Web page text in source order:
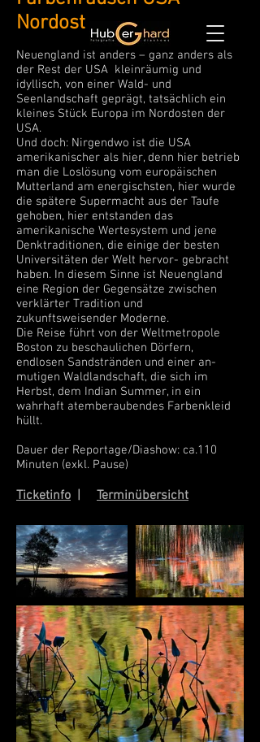
Nordost
Neuengland ist anders – ganz anders als
der Rest der USA kleinräumig und
idyllisch, von einer Wald- und
Seenlandschaft geprägt, tatsächlich ein
kleines Stück Europa im Nordosten der
USA.
Und doch: Nirgendwo ist die USA
amerikanischer als hier, denn hier betrieb
man die Loslösung vom europäischen
Mutterland am energischsten, hier wurde
die spätere Supermacht aus der Taufe
gehoben, hier entstanden das
amerikanische Wertesystem und jene
Denktraditionen, die einige der besten
Universitäten der Welt hervor- gebracht
haben. In diesem Sinne ist Neuengland
eine Region der Gegensätze zwischen
verklärter Tradition und
zukunftsweisender Moderne.
Die Reise führt von der Weltmetropole
Boston zu beschaulichen Dörfern,
endlosen Sandstränden und einer an-
mutigen Waldlandschaft, die sich im
Herbst, dem Indian Summer, in ein
wahrhaft atemberaubendes Farbenkleid
hüllt.
Dauer der Reportage/Diashow: ca.110
Minuten (exkl. Pause)
Ticketinfo | Terminübersicht